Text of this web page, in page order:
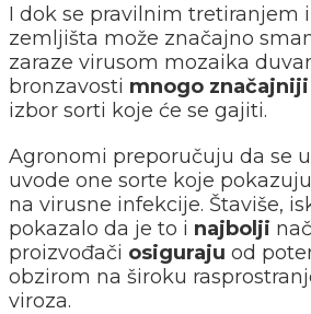
I dok se pravilnim tretiranjem
zemljišta može značajno
zaraze virusom mozaika
bronzavosti mnogo
izbor sorti koje će se gajiti.
Agronomi preporučuju da se
uvode one sorte koje
na virusne infekcije. Štaviše,
pokazalo da je to i najbolji
proizvođači osiguraju od
obzirom na široku
viroza.